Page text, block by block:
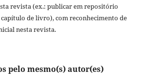
revista (ex.: publicar em repositório
de livro), com reconhecimento de
nesta revista.
pelo mesmo(s) autor(es)